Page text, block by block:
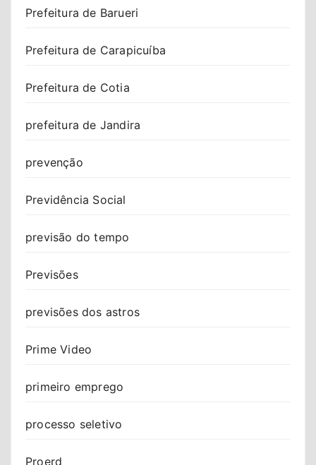
Prefeitura de Barueri
Prefeitura de Carapicuíba
Prefeitura de Cotia
prefeitura de Jandira
prevenção
Previdência Social
previsão do tempo
Previsões
previsões dos astros
Prime Video
primeiro emprego
processo seletivo
Proerd